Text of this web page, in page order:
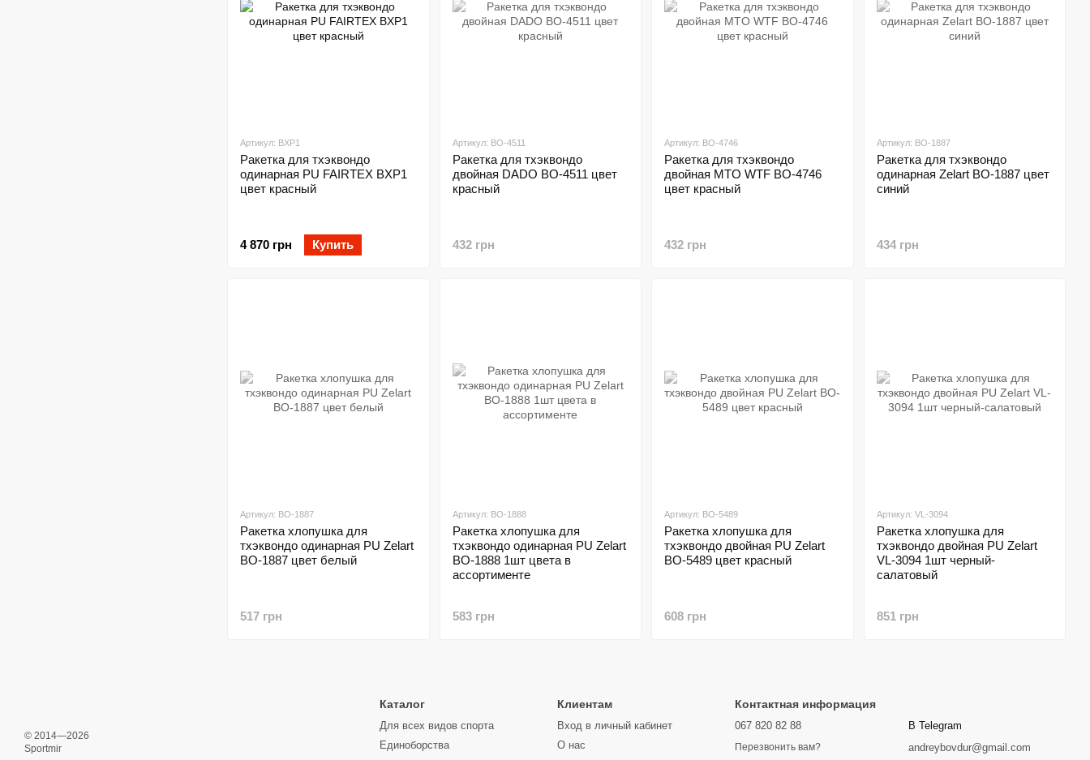
Артикул: BXP1
Ракетка для тхэквондо
одинарная PU FAIRTEX BXP1
цвет красный
4 870 грн Купить
Артикул: BO-4511
Ракетка для тхэквондо
двойная DADO BO-4511 цвет
красный
432 грн
Артикул: BO-4746
Ракетка для тхэквондо
двойная MTO WTF BO-4746
цвет красный
432 грн
Артикул: BO-1887
Ракетка для тхэквондо
одинарная Zelart BO-1887 цвет
синий
434 грн
Артикул: BO-1887
Ракетка хлопушка для
тхэквондо одинарная PU Zelart
BO-1887 цвет белый
517 грн
Артикул: BO-1888
Ракетка хлопушка для
тхэквондо одинарная PU Zelart
BO-1888 1шт цвета в
ассортименте
583 грн
Артикул: BO-5489
Ракетка хлопушка для
тхэквондо двойная PU Zelart
BO-5489 цвет красный
608 грн
Артикул: VL-3094
Ракетка хлопушка для
тхэквондо двойная PU Zelart
VL-3094 1шт черный-
салатовый
851 грн
© 2014—2026
Sportmir
Каталог
Для всех видов спорта
Единоборства
Клиентам
Вход в личный кабинет
О нас
Контактная информация
067 820 82 88
Перезвонить вам?
В Telegram
andreybovdur@gmail.com